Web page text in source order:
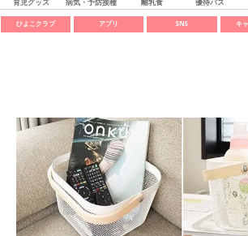
ひよこクラブ アプリ SNS キ